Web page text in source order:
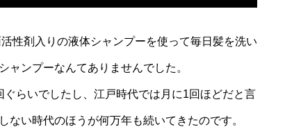
性剤入りの液体シャンプーを使って毎日髪を洗い
ャンプーなんてありませんでした。
らいでしたし、江戸時代では月に1回ほどだと言
い時代のほうが何万年も続いてきたのです。